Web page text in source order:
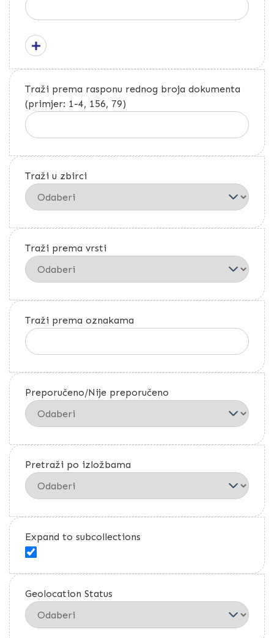
Traži prema rasponu rednog broja dokumenta
(primjer: 1-4, 156, 79)
Traži u zbirci
Traži prema vrsti
Traži prema oznakama
Preporučeno/Nije preporučeno
Pretraži po izložbama
Expand to subcollections
Geolocation Status